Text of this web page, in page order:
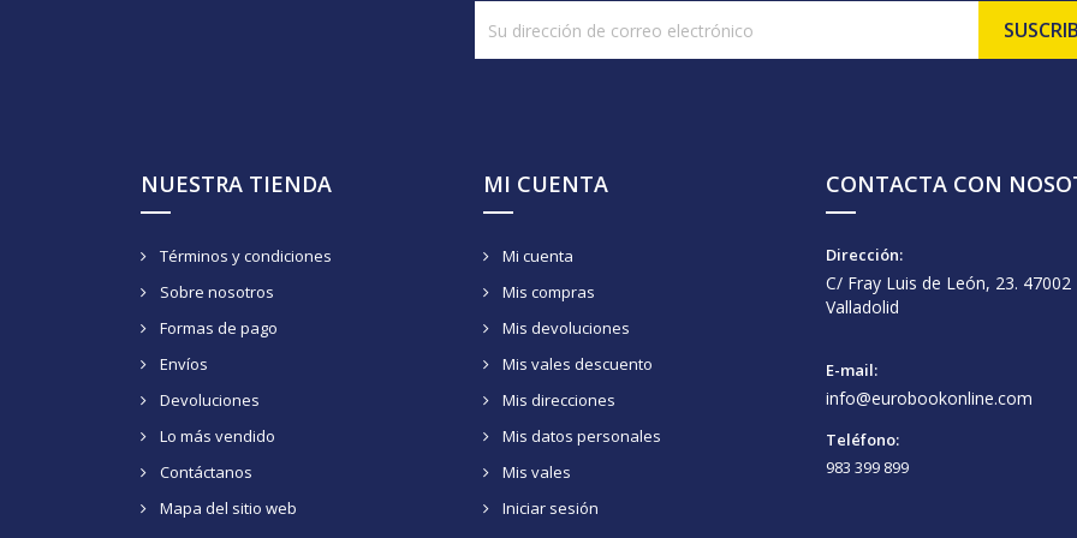
NUESTRA TIENDA
Términos y condiciones
Sobre nosotros
Formas de pago
Envíos
Devoluciones
Lo más vendido
Contáctanos
Mapa del sitio web
MI CUENTA
Mi cuenta
Mis compras
Mis devoluciones
Mis vales descuento
Mis direcciones
Mis datos personales
Mis vales
Iniciar sesión
CONTACTA CON
Dirección:
C/ Fray Luis de León, 23. 47002
Valladolid
E-mail:
info@eurobookonline.com
Teléfono:
983 399 899